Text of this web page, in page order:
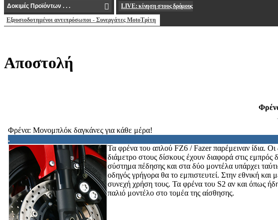
LIVE: κίνηση στους δρόμους
Εξουσιοδοτημένοι αντιπρόσωποι - Συνεργάτες MotoΤρίτη
Aποστολή
Φρένα: Μονομπλόκ δαγκάνες για κάθε μέρα!
Τα φρένα του απλού FZ6 / Fazer παρέμειναν ίδια. Οι
διάμετρο στους δίσκους έχουν διαφορά στις
σύστημα πέδησης και στα δύο μοντέλα υπάρχει
οδηγός γρήγορα θα το εμπιστευτεί. Στην εθνική
συνεχή χρήση τους. Τα φρένα του S2 αν και όπως
παλιό μοντέλο στο τομέα της αίσθησης.